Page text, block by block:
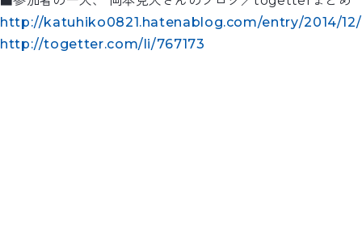
http://katuhiko0821.hatenablog.com/entry/2014/12/
http://togetter.com/li/767173